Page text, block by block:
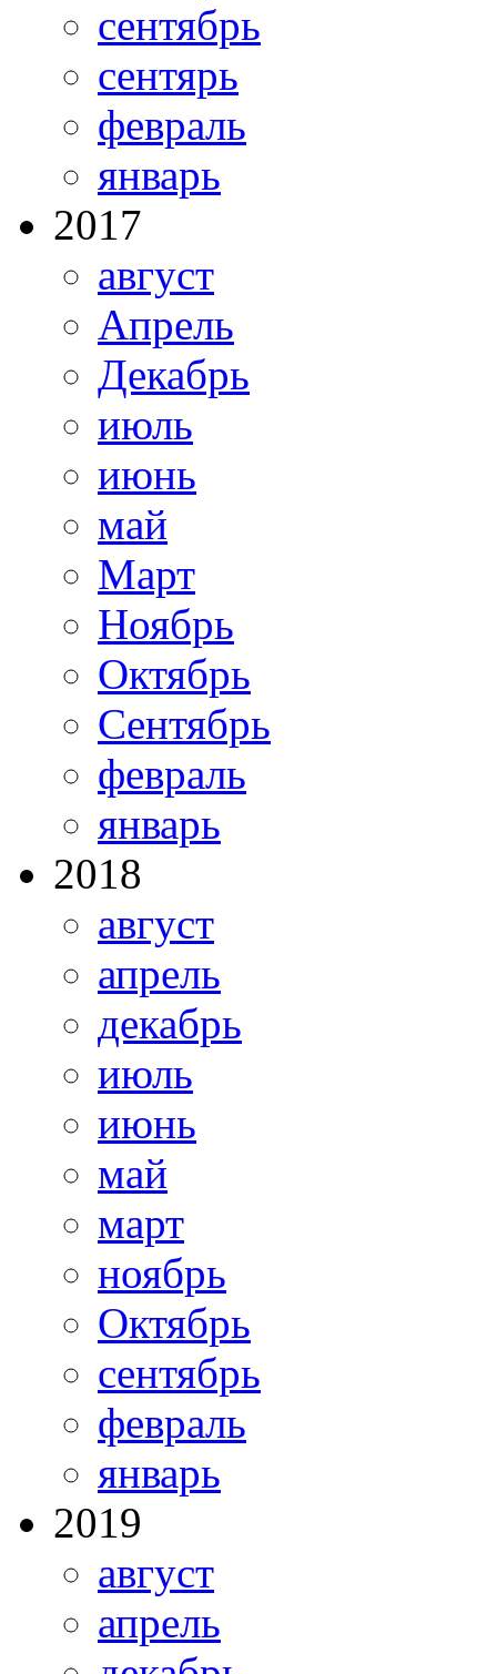
сентябрь
сентярь
февраль
январь
2017
август
Апрель
Декабрь
июль
июнь
май
Март
Ноябрь
Октябрь
Сентябрь
февраль
январь
2018
август
апрель
декабрь
июль
июнь
май
март
ноябрь
Октябрь
сентябрь
февраль
январь
2019
август
апрель